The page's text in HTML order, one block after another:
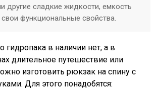
другие сладкие жидкости, емкость
функциональные свойства.
гидропака в наличии нет, а в
длительное путешествие или
изготовить рюкзак на спину с
Для этого понадобятся: